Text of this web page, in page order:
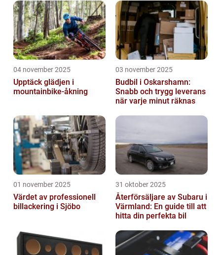
04 november 2025
Upptäck glädjen i
mountainbike-åkning
03 november 2025
Budbil i Oskarshamn:
Snabb och trygg leverans
när varje minut räknas
01 november 2025
Värdet av professionell
billackering i Sjöbo
31 oktober 2025
Återförsäljare av Subaru i
Värmland: En guide till att
hitta din perfekta bil